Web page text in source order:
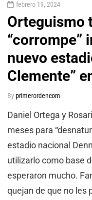
febrero 19, 2024
Orteguismo
“corrompe”
nuevo
Clemente”
Byprimerordencom
Daniel Ortega y
meses para
estadio nacional
utilizarlo como base
esperaron mucho.
quejan de que no les